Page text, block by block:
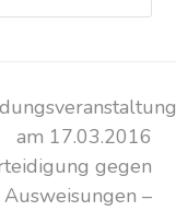
am 17.03.2016
gegen
Ausweisungen –